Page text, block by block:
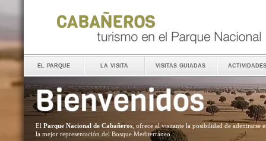
el parque la visita visitas guiadas actividades
El Parque Nacional de Cabañeros , ofrece al visitante la posibilidad de adentrarse
la mejor representación del Bosque Mediterráneo.